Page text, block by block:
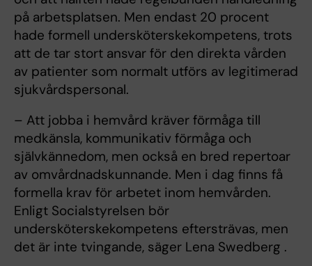
på arbetsplatsen. Men endast 20 procent
hade formell undersköterskekompetens, trots
att de tar stort ansvar för den direkta vården
av patienter som normalt utförs av legitimerad
sjukvårdspersonal.
– Att jobba i hemvård kräver förmåga till
medkänsla, kommunikativ förmåga och
självkännedom, men också en bred repertoar
av omvårdnadskunnande. Men i dag finns få
formella krav för arbetet inom hemvården.
Enligt Socialstyrelsen bör
undersköterskekompetens eftersträvas, men
det är inte tvingande, säger Lena Swedberg .